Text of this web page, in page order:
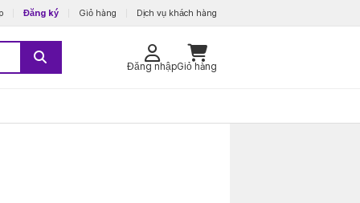
Đăng ký Giỏ hàng Dịch vụ khách hàng
Đăng nhậpGiỏ hàng